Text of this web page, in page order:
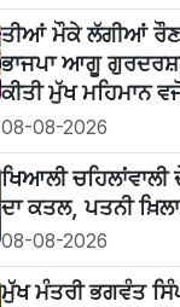
ਤੀਆਂ ਮੌਕੇ ਲੱਗੀਆਂ
ਭਾਜਪਾ ਆਗੂ
ਕੀਤੀ ਮੁੱਖ ਮਹਿਮਾਨ
08-08-2026
ਖਿਆਲੀ ਚਹਿਲਾਂਵਾਲੀ
ਦਾ ਕਤਲ, ਪਤਨੀ
08-08-2026
ਮੁੱਖ ਮੰਤਰੀ ਭਗਵੰਤ